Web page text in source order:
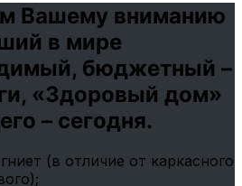
Вашему вниманию
в мире
бюджетный –
«Здоровый дом»
– сегодня.